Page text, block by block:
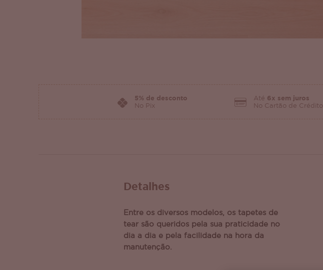
5% de desconto
No Pix
Até 6x sem juros
No Cartão de Crédito
Detalhes
Entre os diversos modelos, os tapetes de
tear são queridos pela sua praticidade no
dia a dia e pela facilidade na hora da
manutenção.